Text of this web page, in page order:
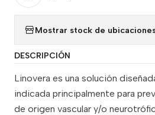
Mostrar stock de
DESCRIPCIÓN
Linovera es una solución
indicada principalmente para
de origen vascular y/o